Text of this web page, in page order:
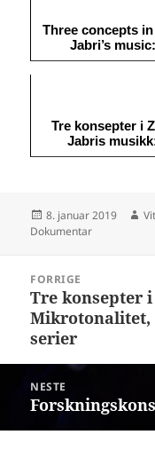
Three concepts
Jabri’s music:
Microtones,
Tre konsepter i
Jabris
Publisert
8. januar 2019
Dokumentar
FORRIGE
Forrige
innlegg:
Tre konsepter
Mikrotonalitet,
serier
NESTE
Neste
innlegg: